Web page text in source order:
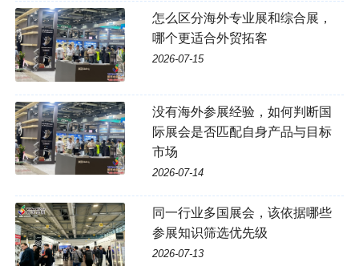
怎么区分海外专业展和综合展，
哪个更适合外贸拓客
2026-07-15
没有海外参展经验，如何判断国
际展会是否匹配自身产品与目标
市场
2026-07-14
同一行业多国展会，该依据哪些
参展知识筛选优先级
2026-07-13